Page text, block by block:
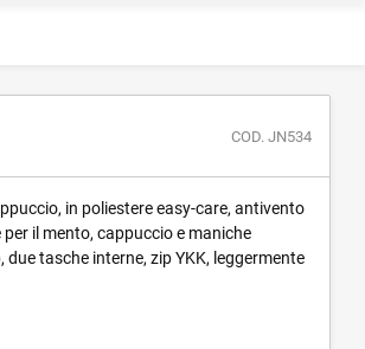
COD. JN534
in poliestere easy-care, antivento
il mento, cappuccio e maniche
tasche interne, zip YKK, leggermente